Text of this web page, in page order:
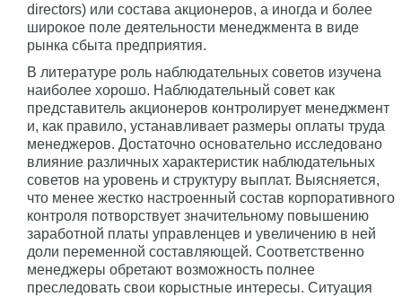
directors) или состава акционеров, а иногда и более
широкое поле деятельности менеджмента в виде
рынка сбыта предприятия.
В литературе роль наблюдательных советов изучена
наиболее хорошо. Наблюдательный совет как
представитель акционеров контролирует менеджмент
и, как правило, устанавливает размеры оплаты труда
менеджеров. Достаточно основательно исследовано
влияние различных характеристик наблюдательных
советов на уровень и структуру выплат. Выясняется,
что менее жестко настроенный состав корпоративного
контроля потворствует значительному повышению
заработной платы управленцев и увеличению в ней
доли переменной составляющей. Соответственно
менеджеры обретают возможность полнее
преследовать свои корыстные интересы. Ситуация